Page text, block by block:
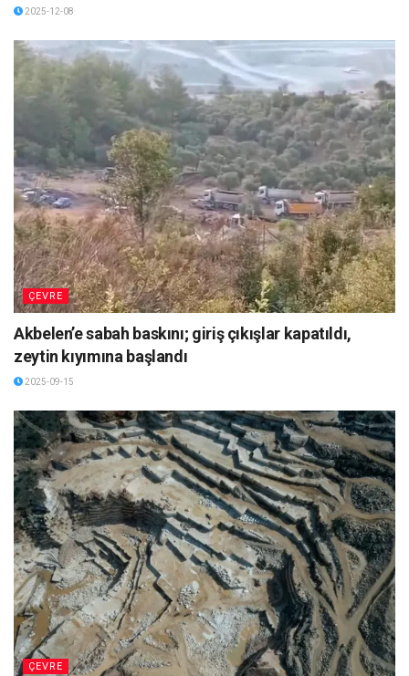
2025-12-08
ÇEVRE
Akbelen’e sabah baskını; giriş çıkışlar kapatıldı,
zeytin kıyımına başlandı
2025-09-15
ÇEVRE